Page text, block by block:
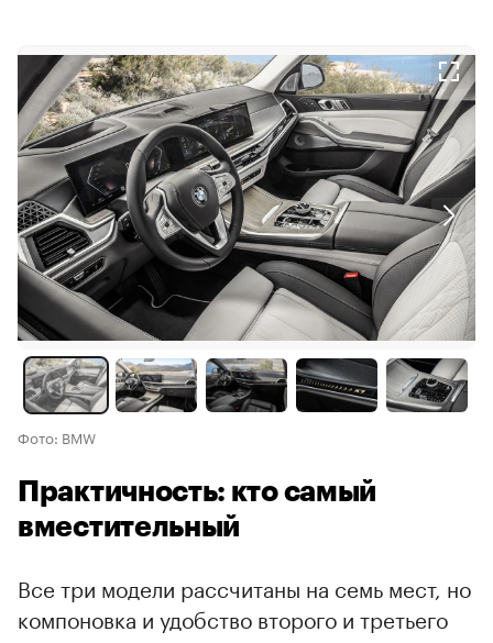
Фото: BMW
Практичность: кто самый
вместительный
Все три модели рассчитаны на семь мест, но
компоновка и удобство второго и третьего